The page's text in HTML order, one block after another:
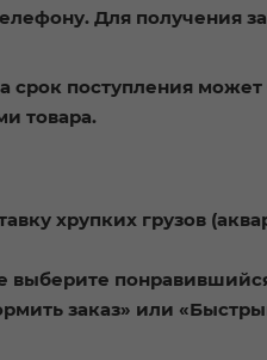
Для получения
срок поступления
товара.
хрупких грузов
заказ» или